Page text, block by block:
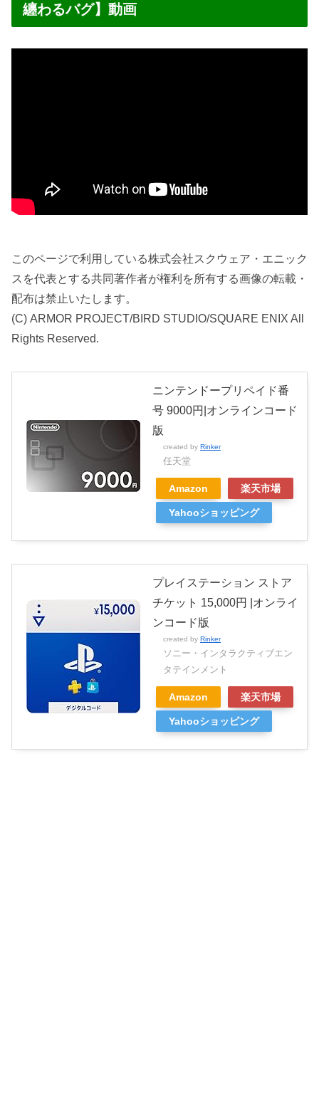
纏わるバグ】動画
このページで利用している株式会社スクウェア・エニック
スを代表とする共同著作者が権利を所有する画像の転載・
配布は禁止いたします。
(C) ARMOR PROJECT/BIRD STUDIO/SQUARE ENIX All
Rights Reserved.
ニンテンドープリペイド番
号 9000円|オンラインコード
版
created by Rinker
任天堂
Amazon 楽天市場
Yahooショッピング
プレイステーション ストア
チケット 15,000円 |オンライ
ンコード版
created by Rinker
ソニー・インタラクティブエン
タテインメント
Amazon 楽天市場
Yahooショッピング